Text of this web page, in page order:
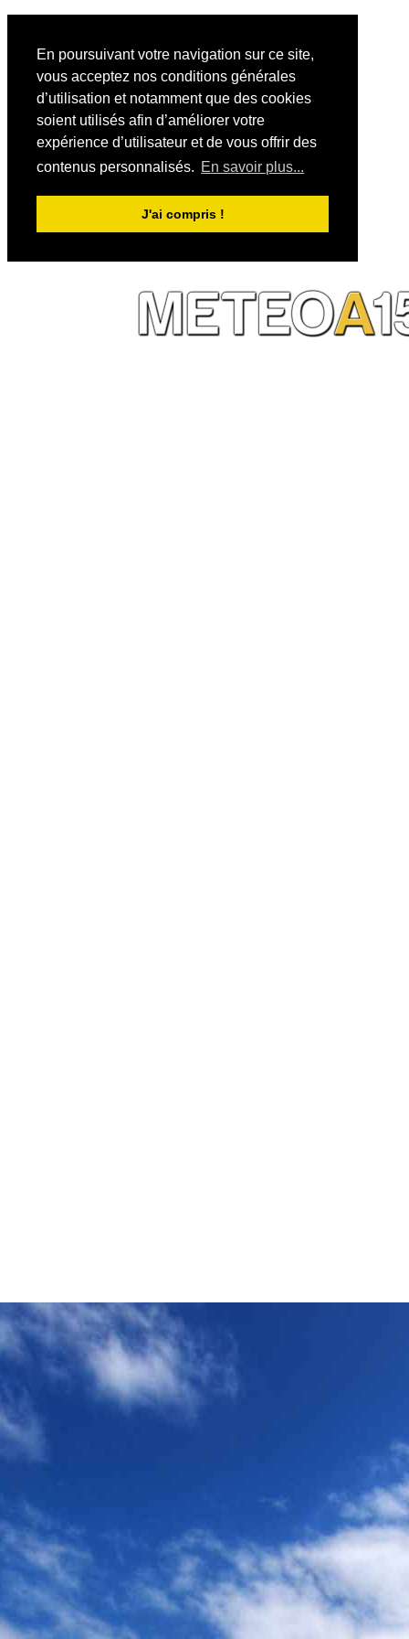
En poursuivant votre navigation sur ce site,
vous acceptez nos conditions générales
d’utilisation et notamment que des cookies
soient utilisés afin d’améliorer votre
expérience d’utilisateur et de vous offrir des
contenus personnalisés. En savoir plus...
J'ai compris !